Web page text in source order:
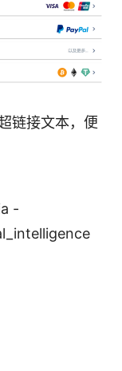
链接文本，便
-